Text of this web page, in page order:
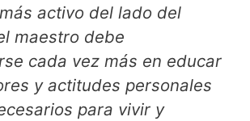
activo del lado del
maestro debe
cada vez más en educar
y actitudes personales
para vivir y